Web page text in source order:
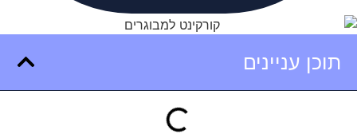
תוכן עניינים